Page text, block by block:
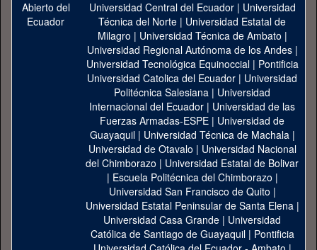
Universidad Central del Ecuador| Universidad
Técnica del Norte | Universidad Estatal de
Milagro | Universidad Técnica de Ambato |
Universidad Regional Autónoma de los Andes|
Universidad Tecnológica Equinoccial| Pontificia
Universidad Catolica del Ecuador | Universidad
Politécnica Salesiana | Universidad
Internacional del Ecuador | Universidad de las
Fuerzas Armadas-ESPE | Universidad de
Guayaquil| Universidad Técnica de Machala|
Universidad de Otavalo | Universidad Nacional
del Chimborazo | Universidad Estatal de Bolivar
| Escuela Politécnica del Chimborazo |
Universidad San Francisco de Quito |
Universidad Estatal Peninsular de Santa Elena|
Universidad Casa Grande | Universidad
Católica de Santiago de Guayaquil| Pontificia